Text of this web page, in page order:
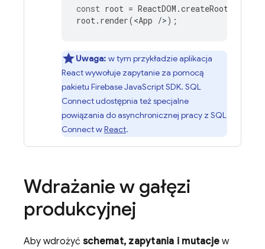
const root = ReactDOM .createRoot
root. render(<App />);
Uwaga: w tym przykładzie aplikacja
React wywołuje zapytanie za pomocą
pakietu Firebase JavaScript SDK. SQL
Connectudostępnia też specjalne
powiązania do asynchronicznej pracy z SQL
ConnectwReact.
Wdrażanie w gałęzi
produkcyjnej
Aby wdrożyć schemat, zapytania i mutacje w